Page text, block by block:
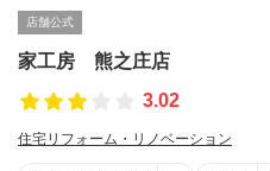
店舗公式
家工房 熊之庄店
3.02
住宅リフォーム・リノベーション